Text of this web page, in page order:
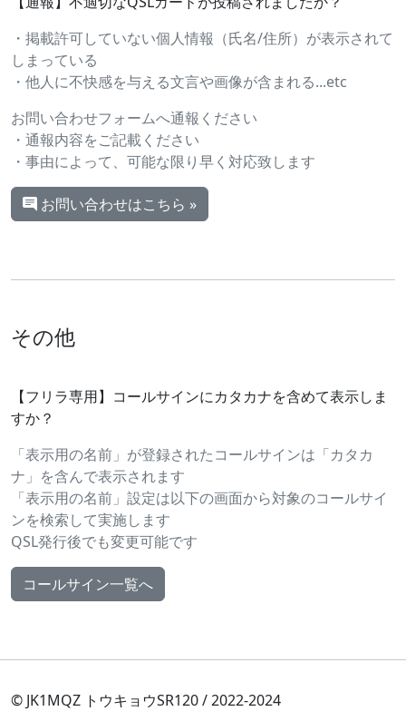
・掲載許可していない個人情報（氏名/住所）が表示されて
しまっている
・他人に不快感を与える文言や画像が含まれる...etc
お問い合わせフォームへ通報ください
・通報内容をご記載ください
・事由によって、可能な限り早く対応致します
お問い合わせはこちら »
その他
【フリラ専用】コールサインにカタカナを含めて表示しま
すか？
「表示用の名前」が登録されたコールサインは「カタカ
ナ」を含んで表示されます
「表示用の名前」設定は以下の画面から対象のコールサイ
ンを検索して実施します
QSL発行後でも変更可能です
コールサイン一覧へ
© JK1MQZ トウキョウSR120 / 2022-2024